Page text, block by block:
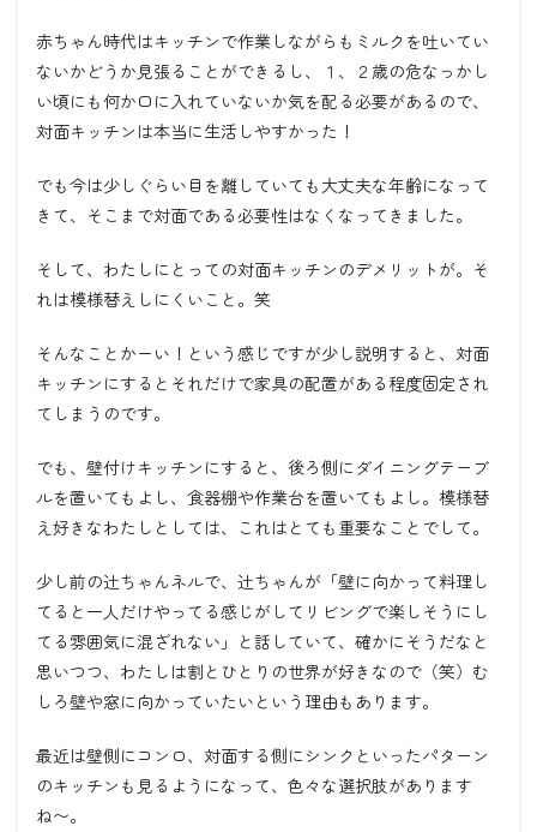
赤ちゃん時代はキッチンで作業しながらもミルクを吐いてい
ないかどうか見張ることができるし、１、２歳の危なっかし
い頃にも何か口に入れていないか気を配る必要があるので、
対面キッチンは本当に生活しやすかった！
でも今は少しぐらい目を離していても大丈夫な年齢になって
きて、そこまで対面である必要性はなくなってきました。
そして、わたしにとっての対面キッチンのデメリットが。そ
れは模様替えしにくいこと。笑
そんなことかーい！という感じですが少し説明すると、対面
キッチンにするとそれだけで家具の配置がある程度固定され
てしまうのです。
でも、壁付けキッチンにすると、後ろ側にダイニングテーブ
ルを置いてもよし、食器棚や作業台を置いてもよし。模様替
え好きなわたしとしては、これはとても重要なことでして。
少し前の辻ちゃんネルで、辻ちゃんが「壁に向かって料理し
てると一人だけやってる感じがしてリビングで楽しそうにし
てる雰囲気に混ざれない」と話していて、確かにそうだなと
思いつつ、わたしは割とひとりの世界が好きなので（笑）む
しろ壁や窓に向かっていたいという理由もあります。
最近は壁側にコンロ、対面する側にシンクといったパターン
のキッチンも見るようになって、色々な選択肢があります
ね〜。